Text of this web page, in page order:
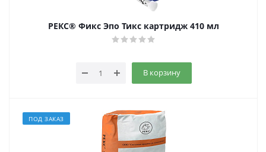
РЕКС® Фикс Эпо Тикс картридж 410 мл
В корзину
ПОД ЗАКАЗ